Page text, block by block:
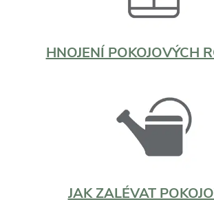
HNOJENÍ POKOJOVÝCH
JAK ZALÉVAT